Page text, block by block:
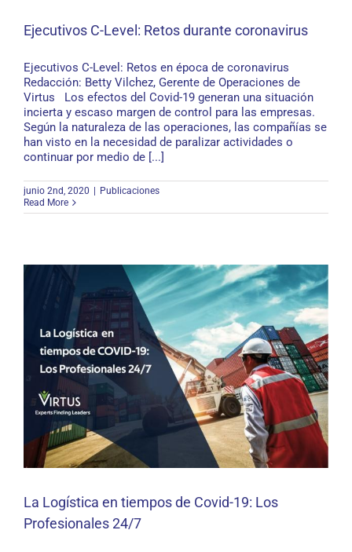
Ejecutivos C-Level: Retos durante coronavirus
Ejecutivos C-Level: Retos durante coronavirus
Ejecutivos C-Level: Retos en época de coronavirus
Redacción: Betty Vilchez, Gerente de Operaciones de
Virtus Los efectos del Covid-19 generan una situación
incierta y escaso margen de control para las empresas.
Según la naturaleza de las operaciones, las compañías se
han visto en la necesidad de paralizar actividades o
continuar por medio de [...]
junio 2nd, 2020
Publicaciones
Read More
La Logística en tiempos de Covid-19: Los
Profesionales 24/7